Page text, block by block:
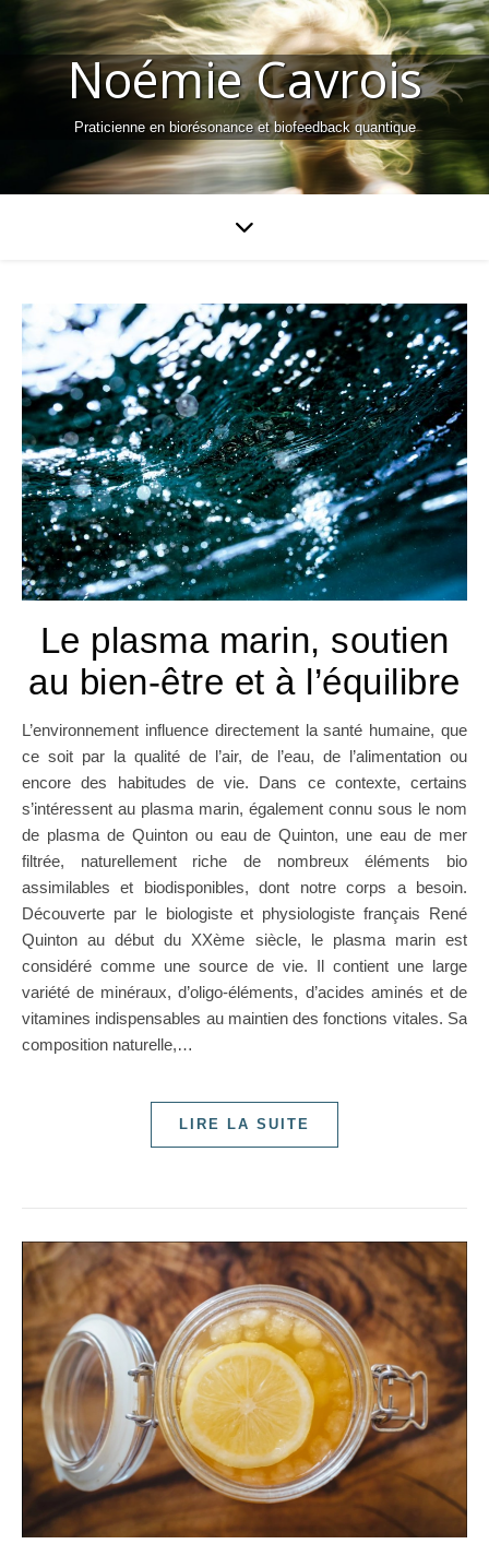
Noémie Cavrois
Praticienne en biorésonance et biofeedback quantique
Le plasma marin, soutien
au bien-être et à l’équilibre
L’environnement influence directement la santé humaine, que
ce soit par la qualité de l’air, de l’eau, de l’alimentation ou
encore des habitudes de vie. Dans ce contexte, certains
s’intéressent au plasma marin, également connu sous le nom
de plasma de Quinton ou eau de Quinton, une eau de mer
filtrée, naturellement riche de nombreux éléments bio
assimilables et biodisponibles, dont notre corps a besoin.
Découverte par le biologiste et physiologiste français René
Quinton au début du XXème siècle, le plasma marin est
considéré comme une source de vie. Il contient une large
variété de minéraux, d’oligo-éléments, d’acides aminés et de
vitamines indispensables au maintien des fonctions vitales. Sa
composition naturelle,…
LIRE LA SUITE